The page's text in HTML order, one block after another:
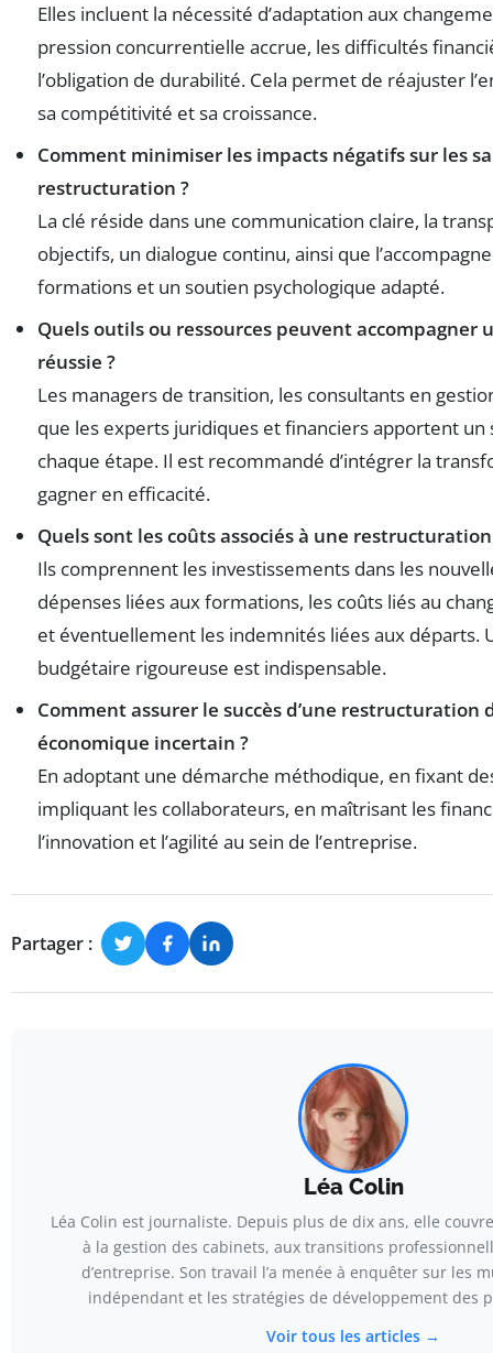
Elles incluent la nécessité d’adaptation aux
pression concurrentielle accrue, les difficultés
l’obligation de durabilité. Cela permet de réajuster
sa compétitivité et sa croissance.
Comment minimiser les impacts négatifs sur les
restructuration ?
La clé réside dans une communication claire, la
objectifs, un dialogue continu, ainsi que
formations et un soutien psychologique adapté.
Quels outils ou ressources peuvent accompagner
réussie ?
Les managers de transition, les consultants en
que les experts juridiques et financiers apportent un
chaque étape. Il est recommandé d’intégrer la
gagner en efficacité.
Quels sont les coûts associés à une restructuration
Ils comprennent les investissements dans les
dépenses liées aux formations, les coûts liés au
et éventuellement les indemnités liées aux départs.
budgétaire rigoureuse est indispensable.
Comment assurer le succès d’une restructuration
économique incertain ?
En adoptant une démarche méthodique, en fixant
impliquant les collaborateurs, en maîtrisant les
l’innovation et l’agilité au sein de l’entreprise.
Partager :
Léa Colin
Léa Colin est journaliste. Depuis plus de dix ans, elle
à la gestion des cabinets, aux transitions
d’entreprise. Son travail l’a menée à enquêter sur les
indépendant et les stratégies de développement des
Voir tous les articles →